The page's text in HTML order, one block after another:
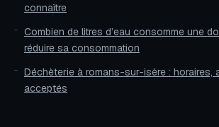
connaître
Combien de litres d’eau consomme une
réduire sa consommation
Déchèterie à romans-sur-isère : horaires,
acceptés